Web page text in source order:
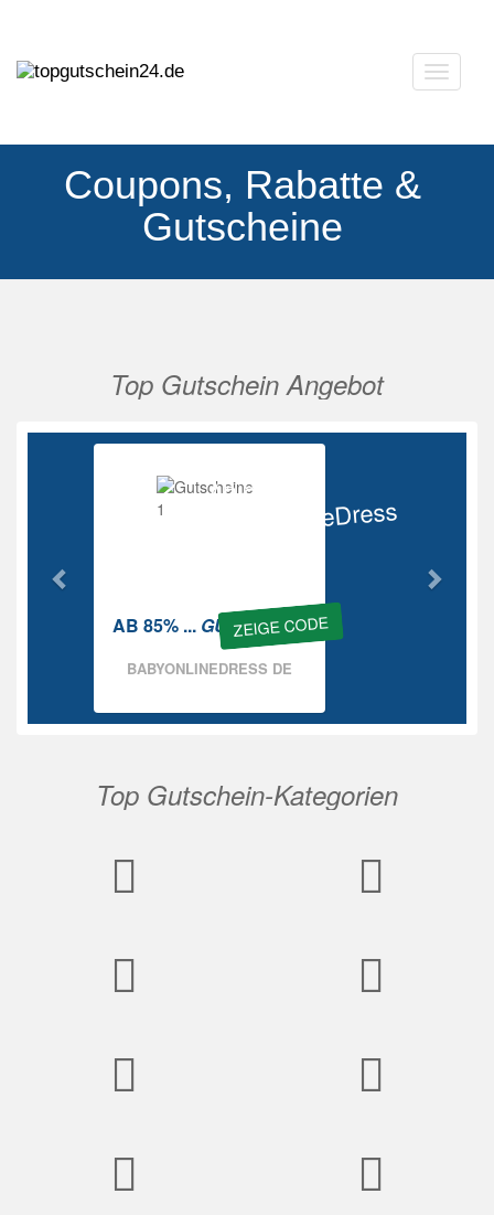
Coupons, Rabatte &
Gutscheine
Top Gutschein Angebot
Ab 85%
BabyOnlineDress
ZEIGE CODE
AB 85% ... GUTSCHEIN
BABYONLINEDRESS DE
Vorherige
Top Gutschein-Kategorien